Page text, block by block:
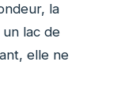
la
lac de
elle ne